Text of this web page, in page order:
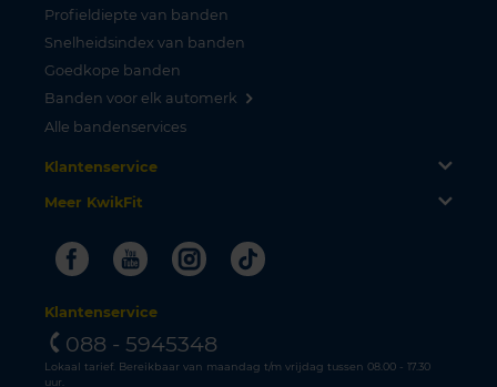
Profieldiepte van banden
Snelheidsindex van banden
Goedkope banden
Banden voor elk automerk
Alle bandenservices
Klantenservice
Meer KwikFit
FacebookYoutubeInstagram
Tiktok
Klantenservice
088 - 5945348
Lokaal tarief. Bereikbaar van maandag t/m vrijdag tussen 08.00 - 17.30
uur.